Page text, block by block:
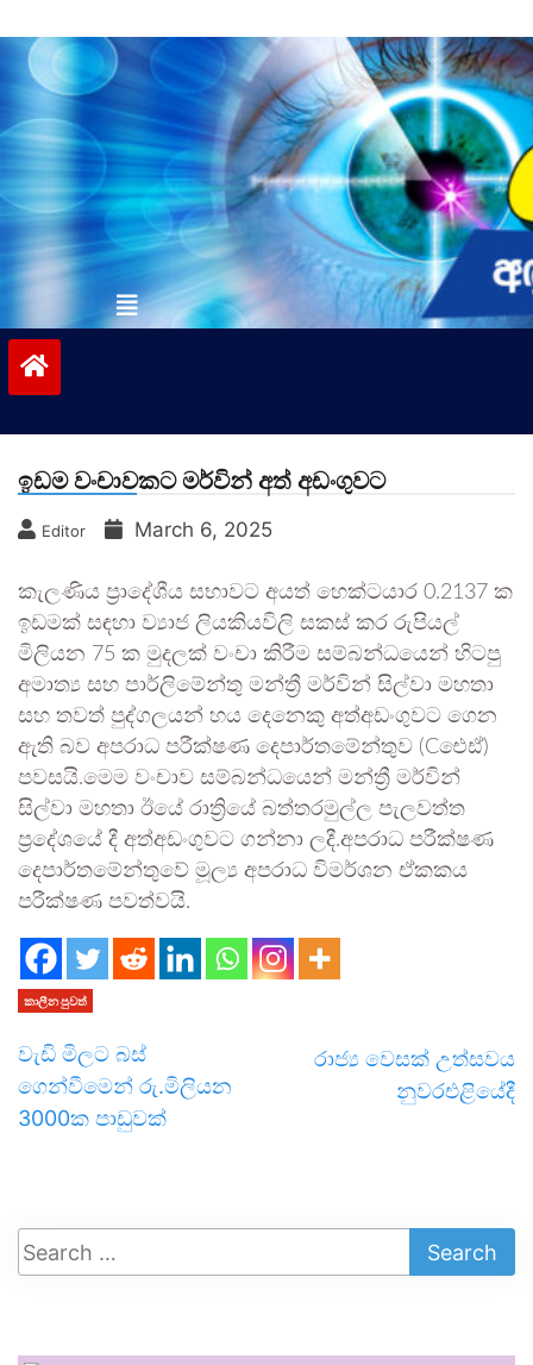
to
contentvinivida.lk
ඉඩම වංචාවකට මර්වින් අත් අඩංගුවට
Editor March 6, 2025
කැලණිය ප්‍රාදේශීය සභාවට අයත් හෙක්ටයාර 0.2137 ක
ඉඩමක් සඳහා ව්‍යාජ ලියකියවිලි සකස් කර රුපියල්
මිලියන 75 ක මුදලක් වංචා කිරීම සම්බන්ධයෙන් හිටපු
අමාත්‍ය සහ පාර්ලිමේන්තු මන්ත්‍රී මර්වින් සිල්වා මහතා
සහ තවත් පුද්ගලයන් හය දෙනෙකු අත්අඩංගුවට ගෙන
ඇති බව අපරාධ පරීක්ෂණ දෙපාර්තමේන්තුව (Cඓඪ්)
පවසයි.මෙම වංචාව සම්බන්ධයෙන් මන්ත්‍රී මර්වින්
සිල්වා මහතා ඊයේ රාත්‍රියේ බත්තරමුල්ල පැලවත්ත
ප්‍රදේශයේ දී අත්අඩංගුවට ගන්නා ලදී.අපරාධ පරීක්ෂණ
දෙපාර්තමේන්තුවේ මූල්‍ය අපරාධ විමර්ශන ඒකකය
පරීක්ෂණ පවත්වයි.
කාලීන පුවත්
වැඩි මිලට බස්
ගෙන්වීමෙන් රු.මිලියන
3000ක පාඩුවක්
රාජ්‍ය වෙසක් උත්සවය
නුවරඑළියේදී